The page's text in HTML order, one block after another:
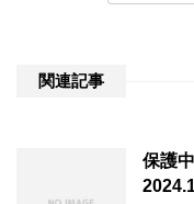
関連記事
保護